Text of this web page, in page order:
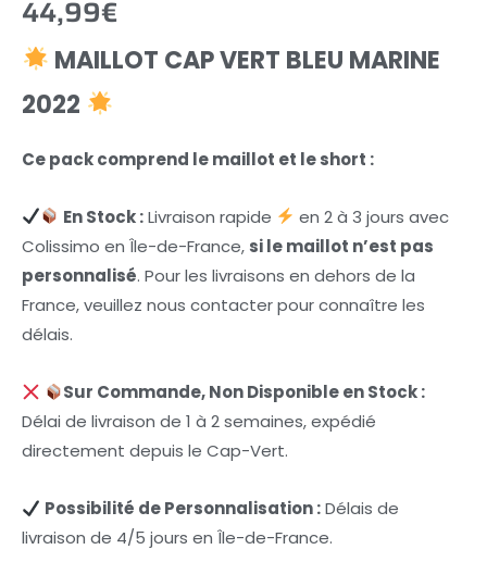
44,99€
MAILLOT CAP VERT BLEU MARINE
2022
Ce pack comprend le maillot et le short :
En Stock :Livraison rapide
en 2 à 3 jours avec
Colissimo en Île-de-France, si le maillot n’est pas
personnalisé. Pour les livraisons en dehors de la
France, veuillez nous contacter pour connaître les
délais.
Sur Commande, Non Disponible en Stock :
Délai de livraison de 1 à 2 semaines, expédié
directement depuis le Cap-Vert.
Possibilité de Personnalisation :Délais de
livraison de 4/5 jours en Île-de-France.